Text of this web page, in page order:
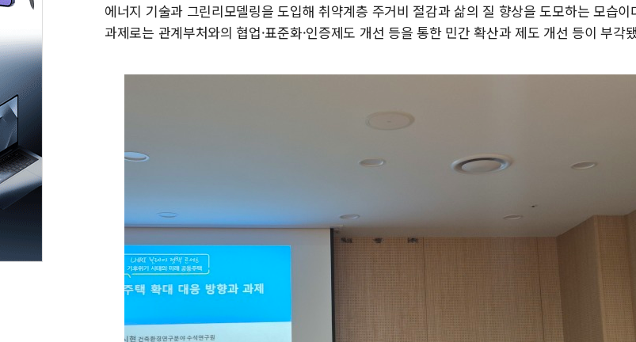
에너지 기술과 그린리모델링을 도입해 취약계층 주거비 절감과 삶의 질 향상을 도모하는 모습이
과제로는 관계부처와의 협업·표준화·인증제도 개선 등을 통한 민간 확산과 제도 개선 등이 부각